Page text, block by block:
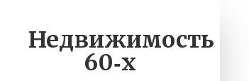
Недвижимость
60‑х